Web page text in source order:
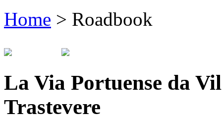
Home > Roadbook
La Via Portuense da
Trastevere